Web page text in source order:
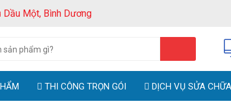
Dầu Một, Bình Dương
THI CÔNG TRỌN GÓI DỊCH VỤ SỬA CHỮA